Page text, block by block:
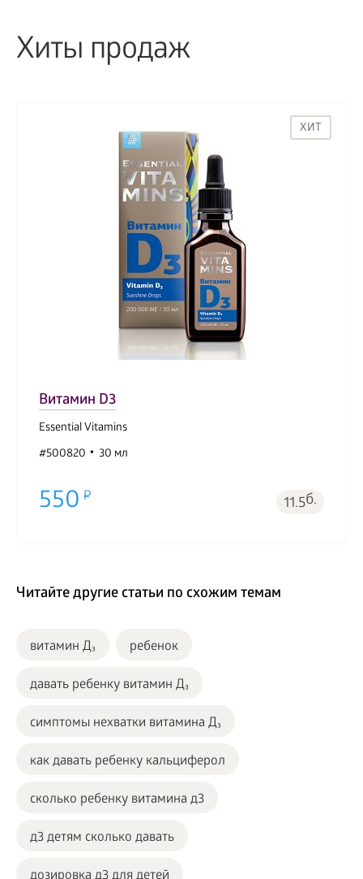
Хиты продаж
ХИТ
Витамин D3
Essential Vitamins
#500820
30 мл
550 11.5б.
Читайте другие статьи по схожим темам
витамин Д₃ ребенок
давать ребенку витамин Д₃
симптомы нехватки витамина Д₃
как давать ребенку кальциферол
сколько ребенку витамина д3
д3 детям сколько давать